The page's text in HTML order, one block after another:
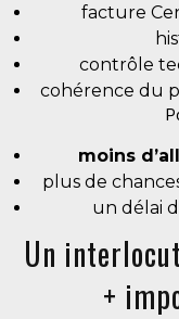
facture
contrôle
cohérence du
moins
plus de
un délai
Un
+